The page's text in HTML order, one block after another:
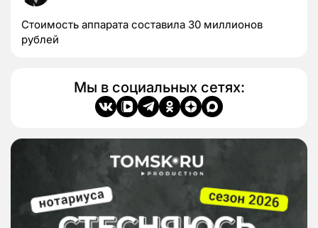
Стоимость аппарата составила 30 миллионов
рублей
Мы в социальных сетях: